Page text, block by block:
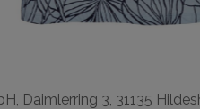
Daimlerring 3, 31135